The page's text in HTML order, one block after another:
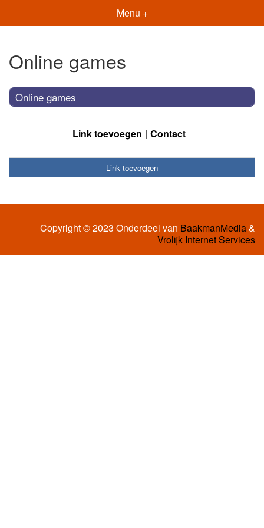
Menu +
Online games
Online games
Link toevoegen Contact
Link toevoegen
Copyright © 2023 Onderdeel van BaakmanMedia&
Vrolijk Internet Services